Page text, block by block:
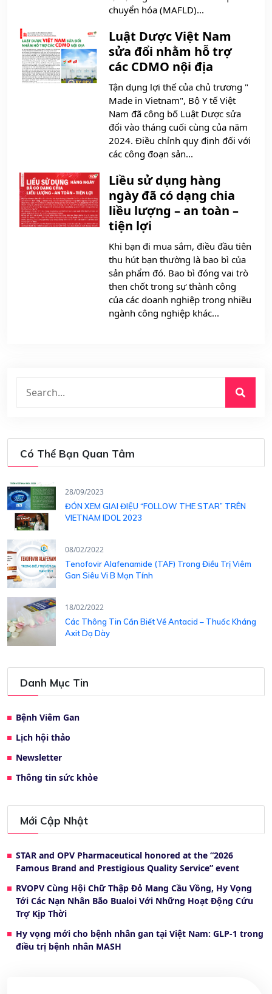
chuyển hóa (MAFLD)...
Luật Dược Việt Nam
sửa đổi nhằm hỗ trợ
các CDMO nội địa
Tận dụng lợi thế của chủ trương "
Made in Vietnam", Bộ Y tế Việt
Nam đã công bố Luật Dược sửa
đổi vào tháng cuối cùng của năm
2024. Điều chỉnh quy định đối với
các công đoạn sản...
Liều sử dụng hàng
ngày đã có dạng chia
liều lượng – an toàn –
tiện lợi
Khi bạn đi mua sắm, điều đầu tiên
thu hút bạn thường là bao bì của
sản phẩm đó. Bao bì đóng vai trò
then chốt trong sự thành công
của các doanh nghiệp trong nhiều
ngành công nghiệp khác...
Có Thể Bạn Quan Tâm
28/09/2023
ĐÓN XEM GIAI ĐIỆU “FOLLOW THE STAR” TRÊN
VIETNAM IDOL 2023
08/02/2022
Tenofovir Alafenamide (TAF) Trong Điều Trị Viêm
Gan Siêu Vi B Mạn Tính
18/02/2022
Các Thông Tin Cần Biết Về Antacid – Thuốc Kháng
Axit Dạ Dày
Danh Mục Tin
Bệnh Viêm Gan
Lịch hội thảo
Newsletter
Thông tin sức khỏe
Mới Cập Nhật
STAR and OPV Pharmaceutical honored at the “2026
Famous Brand and Prestigious Quality Service” event
RVOPV Cùng Hội Chữ Thập Đỏ Mang Cầu Vồng, Hy Vọng
Tới Các Nạn Nhân Bão Bualoi Với Những Hoạt Động Cứu
Trợ Kịp Thời
Hy vọng mới cho bệnh nhân gan tại Việt Nam: GLP-1 trong
điều trị bệnh nhân MASH